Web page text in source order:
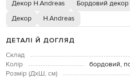
Декор H.Andreas Бордовий декор
Декор
H.Andreas
ДЕТАЛІ Й ДОГЛЯД
Склад
Колір
бордовий,
Розмір (ДхШ, см)